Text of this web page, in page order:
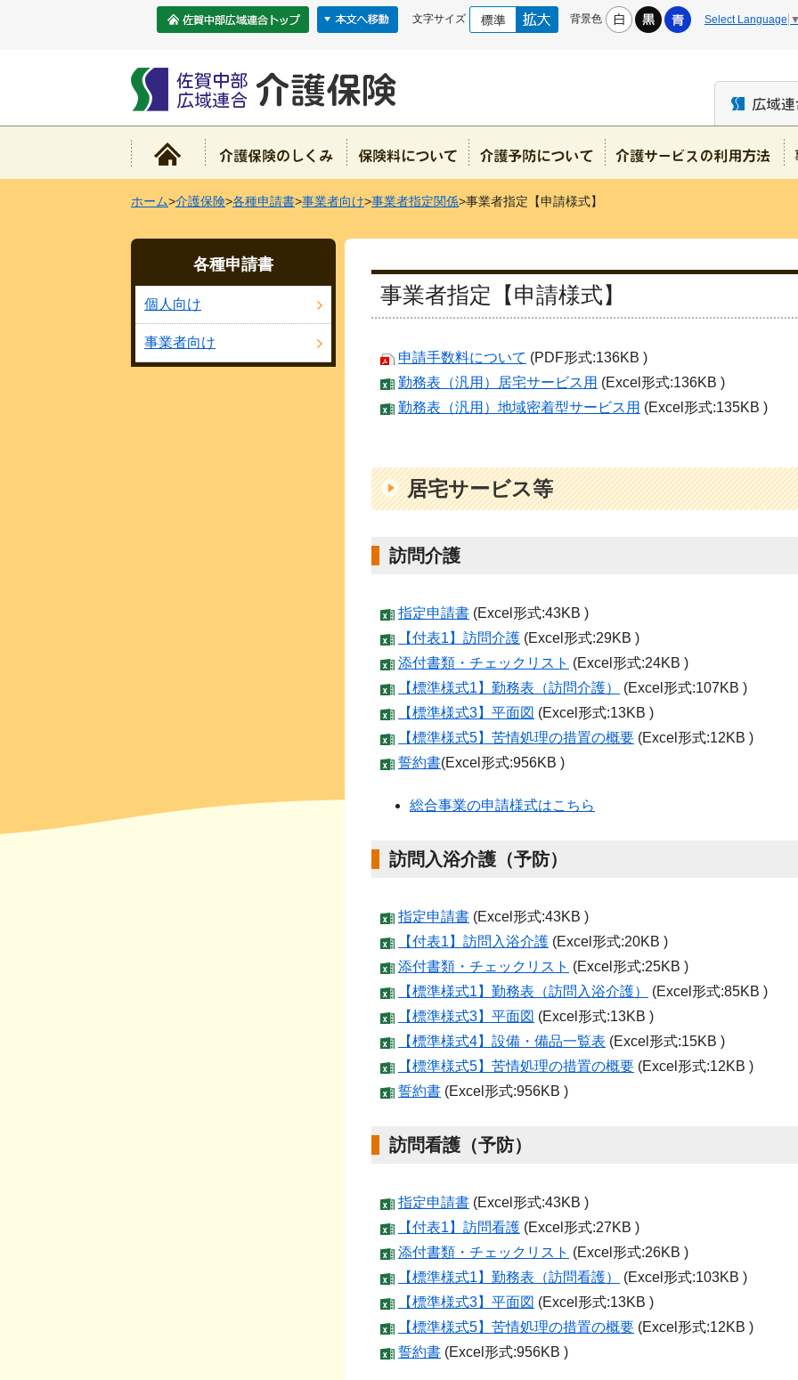
文字サイズ 背景色 Select Language
ホーム>介護保険>各種申請書>事業者向け>事業者指定関係>事業者指定【申請様式】
各種申請書
個人向け
事業者向け
事業者指定【申請様式】
申請手数料について (PDF形式:136KB )
勤務表（汎用）居宅サービス用 (Excel形式:136KB )
勤務表（汎用）地域密着型サービス用 (Excel形式:135KB )
居宅サービス等
訪問介護
指定申請書 (Excel形式:43KB )
【付表1】訪問介護 (Excel形式:29KB )
添付書類・チェックリスト (Excel形式:24KB )
【標準様式1】勤務表（訪問介護）
(Excel形式:107KB )
【標準様式3】平面図 (Excel形式:13KB )
【標準様式5】苦情処理の措置の概要 (Excel形式:12KB )
誓約書(Excel形式:956KB )
総合事業の申請様式はこちら
訪問入浴介護（予防）
指定申請書 (Excel形式:43KB )
【付表1 】訪問入浴介護 (Excel形式:20KB )
添付書類・チェックリスト (Excel形式:25KB )
【標準様式1 】勤務表（訪問入浴介護）
(Excel形式:85KB )
【標準様式3】平面図 (Excel形式:13KB )
【標準様式4】設備・備品一覧表 (Excel形式:15KB )
【標準様式5】苦情処理の措置の概要 (Excel形式:12KB )
誓約書 (Excel形式:956KB )
訪問看護（予防）
指定申請書 (Excel形式:43KB )
【付表1 】訪問看護 (Excel形式:27KB )
添付書類・チェックリスト (Excel形式:26KB )
【標準様式1 】勤務表（訪問看護）
(Excel形式:103KB )
【標準様式3】平面図 (Excel形式:13KB )
【標準様式5】苦情処理の措置の概要 (Excel形式:12KB )
誓約書 (Excel形式:956KB )